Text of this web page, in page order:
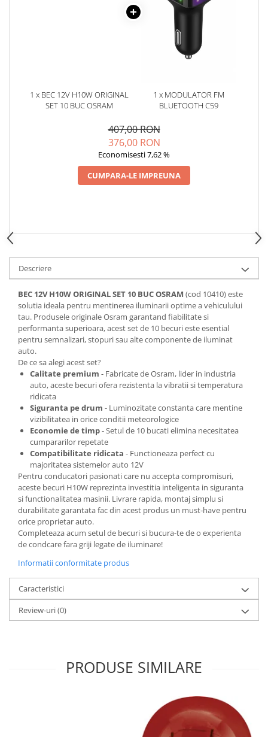
Accesorii Cabina Camion
Echipamente ADR si Utilitare
Uleiuri si Lichide Auto
Aditivi DPF, Sistem Racire si
Servodirectie
Antigel
Spray Curatare Frane
Produse Intretinere si Detailing
Lubrifianti si Spray-uri de Curatare
Curatare si Detailing Interior
Vopsitorie, Chituri si Adezivi
Curatare si Detailing Exterior
Articole Auto Sezoniere
Produse de Iarna
Cabluri Pornire
Produse de Vara
Blog
1 x BEC 12V H10W ORIGINAL
SET 10 BUC OSRAM
1 x MODULATOR FM
BLUETOOTH C59
407,00 RON
376,00 RON
Economisesti 7,62 %
CUMPARA-LE IMPREUNA
Descriere
BEC 12V H10W ORIGINAL SET 10 BUC OSRAM (cod 10410) este
solutia ideala pentru mentinerea iluminarii optime a vehiculului
tau. Produsele originale Osram garantand fiabilitate si
performanta superioara, acest set de 10 becuri este esential
pentru semnalizari, stopuri sau alte componente de iluminat
auto.
De ce sa alegi acest set?
Calitate premium - Fabricate de Osram, lider in industria
auto, aceste becuri ofera rezistenta la vibratii si temperatura
ridicata
Siguranta pe drum - Luminozitate constanta care mentine
vizibilitatea in orice conditii meteorologice
Economie de timp- Setul de 10 bucati elimina necesitatea
cumpararilor repetate
Compatibilitate ridicata - Functioneaza perfect cu
majoritatea sistemelor auto 12V
Pentru conducatori pasionati care nu accepta compromisuri,
aceste becuri H10W reprezinta investitia inteligenta in siguranta
si functionalitatea masinii. Livrare rapida, montaj simplu si
durabilitate garantata fac din acest produs un must-have pentru
orice proprietar auto.
Completeaza acum setul de becuri si bucura-te de o experienta
de condcare fara griji legate de iluminare!
Informatii conformitate produs
Caracteristici
Review-uri(0)
PRODUSE SIMILARE